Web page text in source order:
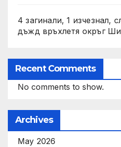
4 загинали, 1 изчезнал,
дъжд връхлетя окръг
Recent Comments
No comments to show.
Archives
May 2026